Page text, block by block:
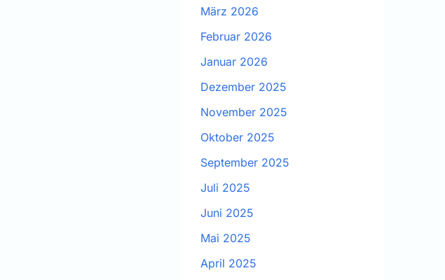
März 2026
Februar 2026
Januar 2026
Dezember 2025
November 2025
Oktober 2025
September 2025
Juli 2025
Juni 2025
Mai 2025
April 2025